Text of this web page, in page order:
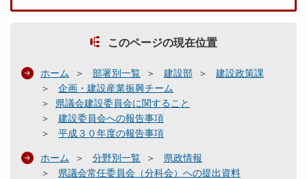
このページの現在位置
ホーム 部署別一覧 建設部
建設政策課
企画・建設産業振興チーム
県議会建設委員会に関すること
建設委員会への報告事項
平成３０年度の報告事項
ホーム 分野別一覧
県政情報
県議会常任委員会（分科会）への提出資料